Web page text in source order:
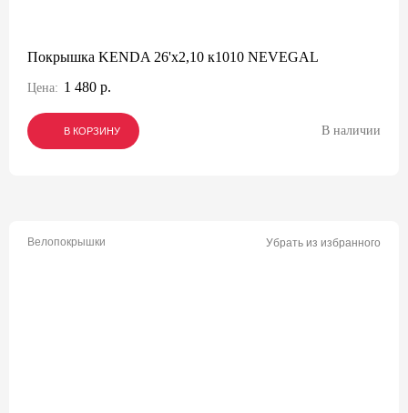
Покрышка KENDA 26'х2,10 к1010 NEVEGAL
Цена: 1 480 р.
В КОРЗИНУ
В КОРЗИНУ
В КОРЗИНУ В наличии
Велопокрышки Убрать из избранного